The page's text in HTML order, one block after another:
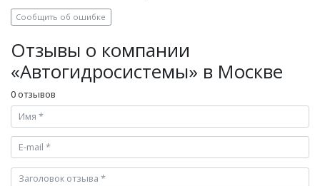
Сообщить об ошибке
Отзывы о компании
«Автогидросистемы» в Москве
0 отзывов